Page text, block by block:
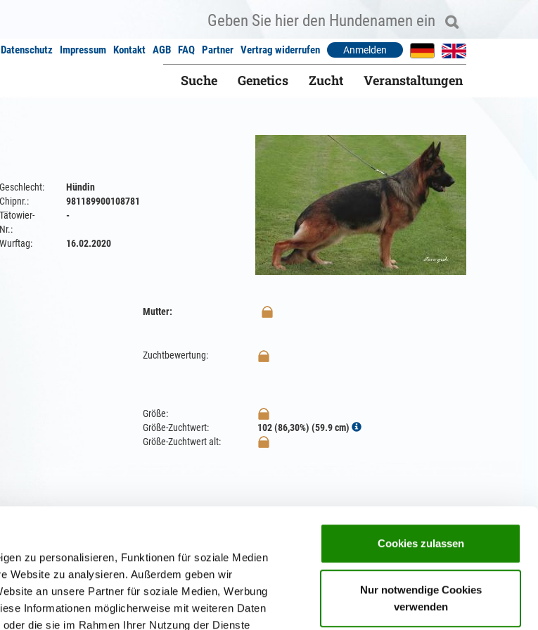
zu personalisieren, Funktionen für soziale Medien
Website zu analysieren. Außerdem geben wir
an unsere Partner für soziale Medien, Werbung
Informationen möglicherweise mit weiteren Daten
die sie im Rahmen Ihrer Nutzung der Dienste
Cookies zulassen
Nur notwendige Cookies
verwenden
Datenschutz Impressum Kontakt AGB FAQ Partner Vertrag widerrufen Anmelden
Suche Genetics Zucht Veranstaltungen
Geschlecht:
Hündin
Chipnr.:
981189900108781
Tätowier-
Nr.:
-
Wurftag:
16.02.2020
Mutter:
Zuchtbewertung:
Größe:
Größe-Zuchtwert:
102 (86,30%) (59.9 cm)
Größe-Zuchtwert alt: